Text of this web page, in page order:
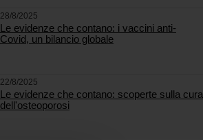
28/8/2025
Le evidenze che contano: i vaccini anti-
Covid, un bilancio globale
22/8/2025
Le evidenze che contano: scoperte sulla cura
dell'osteoporosi